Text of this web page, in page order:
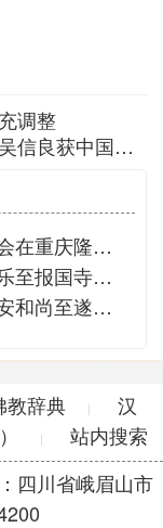
调整
中国武侠传承奖
惟贤长老弘法八十周年学术座谈会在重庆隆重举行
庐山东林寺方丈大安法师赴四川乐至报国寺弘法
江西庐山净宗祖庭东林寺方丈大安和尚至遂宁广德寺弘法
教辞典 |
汉
|
站内搜索
四川省峨眉山市